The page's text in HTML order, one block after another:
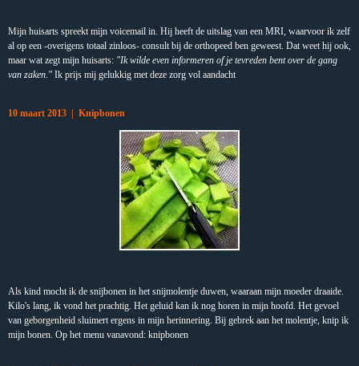
Mijn huisarts spreekt mijn voicemail in. Hij heeft de uitslag van een MRI, waarvoor ik zelf
al op een -overigens totaal zinloos- consult bij de orthopeed ben geweest. Dat weet hij ook,
maar wat zegt mijn huisarts: "Ik wilde even informeren of je tevreden bent over de gang
van zaken." Ik prijs mij gelukkig met deze zorg vol aandacht
10 maart 2013 | Knipbonen
Als kind mocht ik de snijbonen in het snijmolentje duwen, waaraan mijn moeder draaide.
Kilo's lang, ik vond het prachtig. Het geluid kan ik nog horen in mijn hoofd. Het gevoel
van geborgenheid sluimert ergens in mijn herinnering. Bij gebrek aan het molentje, knip ik
mijn bonen. Op het menu vanavond: knipbonen